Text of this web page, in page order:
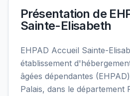
Présentation de
Sainte-Elisabeth
EHPAD Accueil Sainte-
établissement
âgées dépendantes
Palais, dans le département